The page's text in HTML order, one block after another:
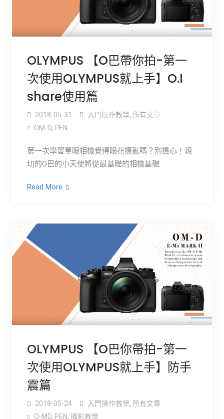
OLYMPUS 【O巴帶你拍-第一
次使用OLYMPUS就上手】O.I
share使用篇
2018-05-31 入門操作教學, 所有文章
OM-D, PEN
第一次學習單眼相機覺得眼花撩亂嗎？別擔心！親
切的O巴的小天使將從最基礎的相機基礎
Read More
OLYMPUS 【O巴你帶拍-第一
次使用OLYMPUS就上手】防手
震篇
2018-05-24 入門操作教學, 所有文章
O-MD, PEN, 攝影教學